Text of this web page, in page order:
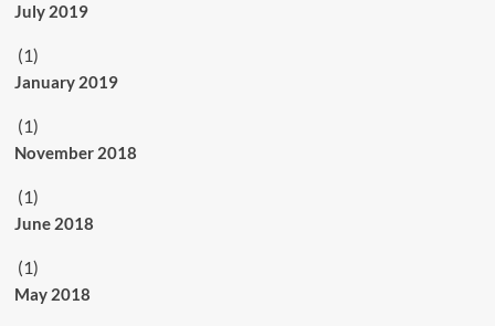
July 2019
(1)
January 2019
(1)
November 2018
(1)
June 2018
(1)
May 2018